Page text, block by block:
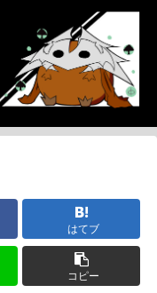
はてブ
コピー